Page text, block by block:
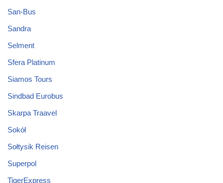
San-Bus
Sandra
Selment
Sfera Platinum
Siamos Tours
Sindbad Eurobus
Skarpa Traavel
Sokół
Sołtysik Reisen
Superpol
TigerExpress